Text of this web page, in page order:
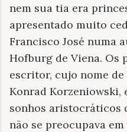
nem sua tia era
apresentado muito
Francisco José numa
Hofburg de Viena. Os
escritor, cujo nome
Konrad Korzeniowski,
sonhos aristocráticos
não se preocupava